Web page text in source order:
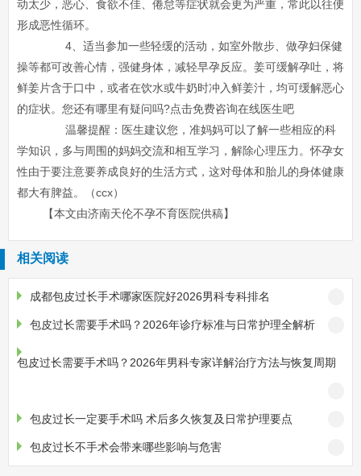
动太少，恶心、食欲不佳、倦怠等症状就会更为严重，常此以往便
形成恶性循环。
4、适当参加一些轻缓的活动，如室外散步、做孕妇保健
操等都可改善心情，强健身体，减轻早孕反应。姜可缓解孕吐，将
鲜姜片含于口中，或者在饮水或牛奶时冲入鲜姜汁，均可缓解恶心
的症状。您还有哪里有疑问吗?点击免费咨询在线医生吧
温馨提醒：医生建议您，准妈妈可以了解一些相应的科
学知识，多与周围的妈妈交流和相互学习，解除心理压力。怀孕女
性由于要注意要养成良好的生活方式，这对母体和胎儿的身体健康
都大有脾益。（ccx）
【本文由济南天伦不孕不育医院供稿】
相关阅读
成都包皮过长手术哪家医院好2026男科专科排名
包皮过长需要手术吗？2026年诊疗标准与日常护理全解析
包皮过长需要手术吗？2026年男科专家详解治疗方法与恢复周期
包皮过长一定要手术吗 术后多久恢复及日常护理要点
包皮过长不手术会带来哪些影响与危害